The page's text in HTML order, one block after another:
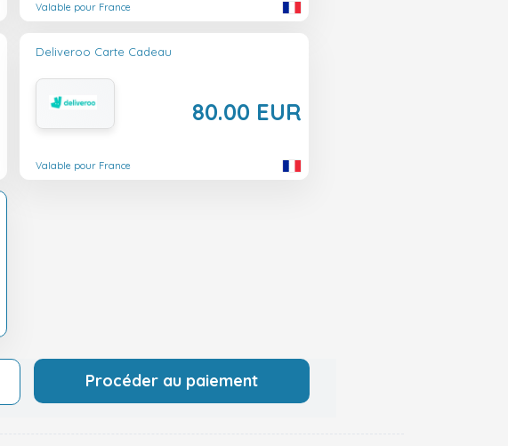
Valable pour France
Deliveroo Carte Cadeau
80.00 EUR
Valable pour France
Procéder au paiement